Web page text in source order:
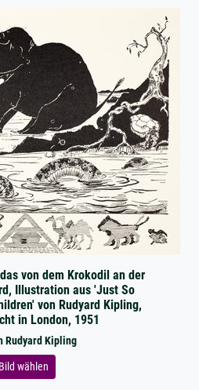
von dem Krokodil an der
Illustration aus 'Just So
von Rudyard Kipling,
in London, 1951
Rudyard Kipling
Bild wählen